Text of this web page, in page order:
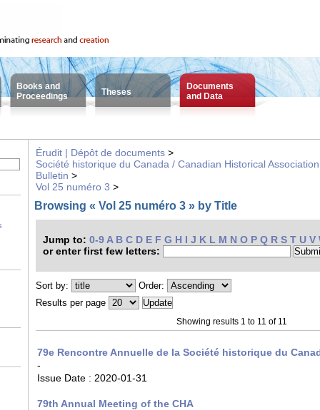
Books and
Proceedings
Theses
Documents
and Data
Érudit | Dépôt de documents >
Société historique du Canada / Canadian Historical Association
Bulletin >
Vol 25 numéro 3 >
Browsing « Vol 25 numéro 3 » by Title
Jump to: 0-9 A B C D E F G H I J K L M N O P Q R S T U V
or enter first few letters:
Sort by:
Order:
Results per page
Showing results 1 to 11 of 11
79e Rencontre Annuelle de la Société historique du
-
Issue Date : 2020-01-31
79th Annual Meeting of the CHA